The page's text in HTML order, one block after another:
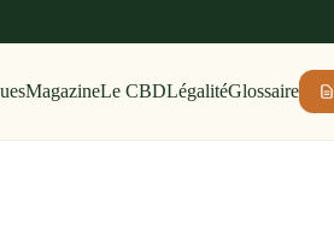
MagazineLe CBDLégalitéGlossaire